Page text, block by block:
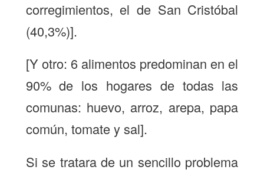
corregimientos, el de San Cristóbal
(40,3%)].
[Y otro: 6 alimentos predominan en el
90% de los hogares de todas las
comunas: huevo, arroz, arepa, papa
común, tomate y sal].
Si se tratara de un sencillo problema